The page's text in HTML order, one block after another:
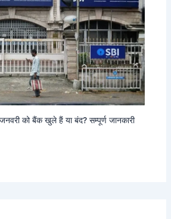
को बैंक खुले हैं या बंद? सम्पूर्ण जानकारी